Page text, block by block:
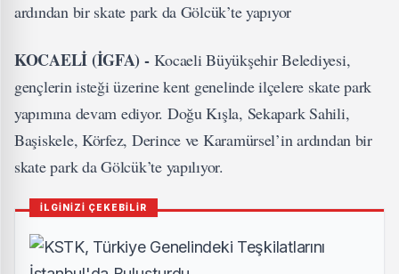
ardından bir skate park da Gölcük’te yapıyor
KOCAELİ (İGFA) -Kocaeli Büyükşehir Belediyesi,
gençlerin isteği üzerine kent genelinde ilçelere skate park
yapımına devam ediyor. Doğu Kışla, Sekapark Sahili,
Başiskele, Körfez, Derince ve Karamürsel’in ardından bir
skate park da Gölcük’te yapılıyor.
İLGİNİZİ ÇEKEBİLİR